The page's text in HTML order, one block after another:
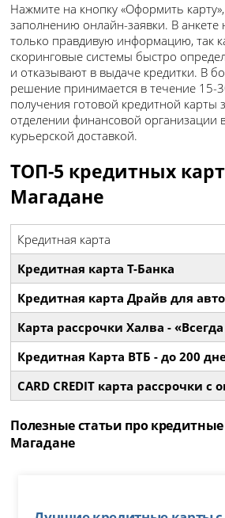
Нажмите на кнопку «Оформить
заполнению онлайн-заявки. В анкете
только правдивую информацию, так
скоринговые системы быстро
и отказывают в выдаче кредитки. В
решение принимается в течение 15-
получения готовой кредитной карты
отделении финансовой организации
курьерской доставкой.
ТОП-5 кредитных
Магадане
Кредитная карта
Кредитная карта Т-Банка
Кредитная карта Драйв для
Карта рассрочки Халва -
Кредитная Карта ВТБ - до 200
CARD CREDIT карта рассрочки
Полезные статьи про
Магадане